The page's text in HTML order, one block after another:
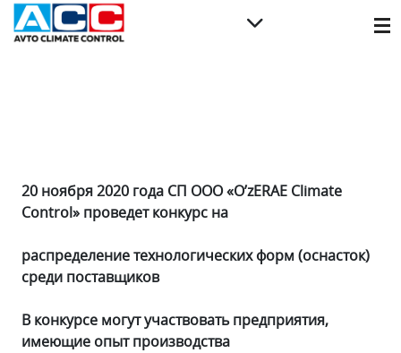
20 ноября 2020 года СП ООО «O’zERAE Climate
Control» проведет конкурс на
распределение технологических форм (оснасток)
среди поставщиков
В конкурсе могут участвовать предприятия,
имеющие опыт производства